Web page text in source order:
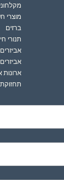
מוצרי
ברזים
תנורי
תחזוקת